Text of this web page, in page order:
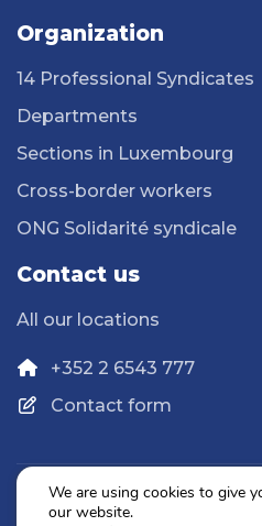
Organization
14 Professional Syndicates
Departments
Sections in Luxembourg
Cross-border workers
ONG Solidarité syndicale
Contact us
All our locations
+352 2 6543 777
Contact form
We are using cookies to give
our website.